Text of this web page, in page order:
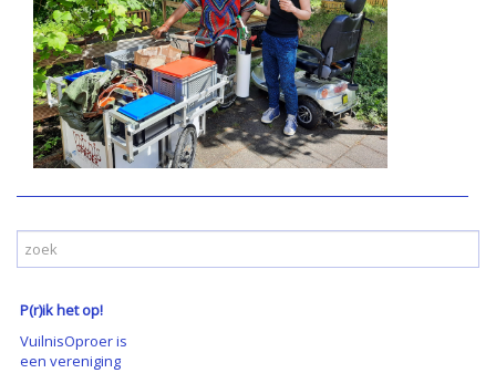
P(r)ik het op!
VuilnisOproer is
een vereniging